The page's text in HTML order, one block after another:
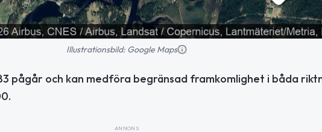
Illustrationsbild: Google Maps
pågår och kan medföra begränsad framkomlighet i båda
ANNONS